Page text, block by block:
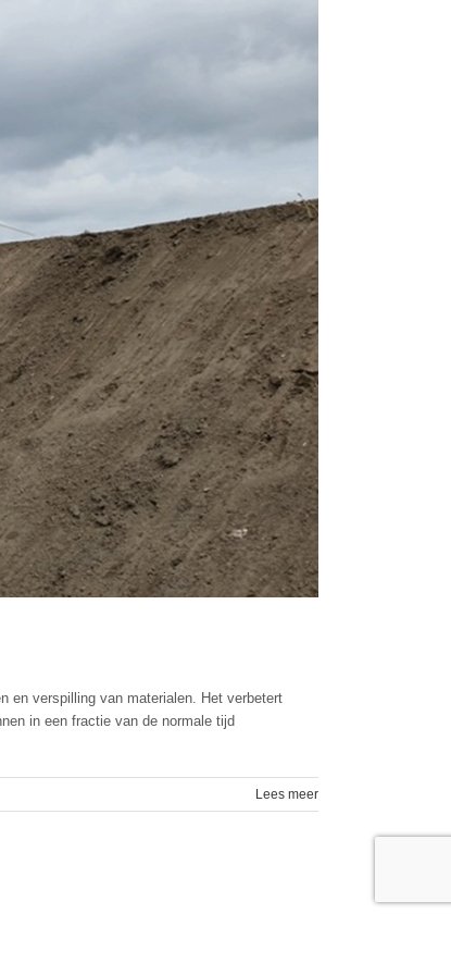
en verspilling van materialen. Het verbetert
in een fractie van de normale tijd
Lees meer